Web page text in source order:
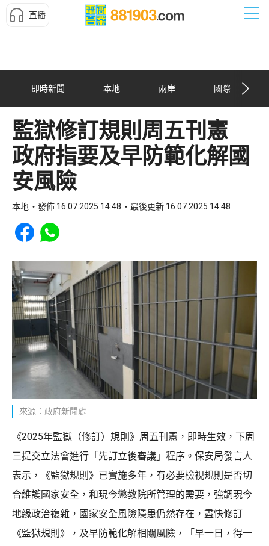
直播
即時新聞 本地 兩岸 國際
監獄修訂規則周五刊憲
政府指要及早防範化解國
安風險
本地 發佈 16.07.2025 14:48 最後更新 16.07.2025 14:48
Share to Facebook
Share to WhatsApp
來源：政府新聞處
《2025年監獄（修訂）規則》周五刊憲，即時生效，下周
三提交立法會進行「先訂立後審議」程序。保安局發言人
表示，《監獄規則》已實施多年，有必要檢視規則是否切
合維護國家安全，和現今懲教院所管理的需要，強調現今
地緣政治複雜，國家安全風險隱患仍然存在，盡快修訂
《監獄規則》，及早防範化解相關風險，「早一日，得一